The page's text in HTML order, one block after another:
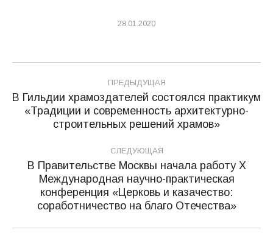
28.01.2020
Навигация
по
записям
ПРЕДЫДУЩАЯ
Предыдущая
запись:
В Гильдии храмоздателей состоялся практикум
«Традиции и современность архитектурно-
строительных решений храмов»
СЛЕДУЮЩАЯ
Следующая
запись:
В Правительстве Москвы начала работу X
Международная научно-практическая
конференция «Церковь и казачество:
соработничество на благо Отечества»